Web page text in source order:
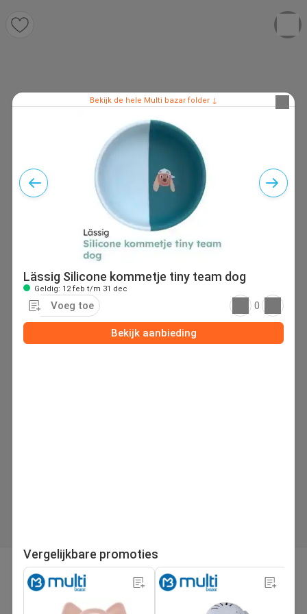
pagina
1/221
Bekijk de hele Multi bazar folder ↓
Lässig Silicone kommetje tiny team dog
Geldig: 12 feb t/m 31 dec
Voeg toe 0
Bekijk aanbieding
Vergelijkbare promoties